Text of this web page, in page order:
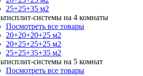
25+25+35 м2
системы на 4 комнаты
Посмотреть все товары
20+20+20+25 м2
20+25+25+25 м2
25+25+35+35 м2
системы на 5 комнат
Посмотреть все товары